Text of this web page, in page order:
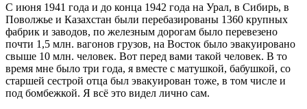
С июня 1941 года и до конца 1942 года на Урал, в Сибирь, в
Поволжье и Казахстан были перебазированы 1360 крупных
фабрик и заводов, по железным дорогам было перевезено
почти 1,5 млн. вагонов грузов, на Восток было эвакуировано
свыше 10 млн. человек. Вот перед вами такой человек. В то
время мне было три года, я вместе с матушкой, бабушкой, со
старшей сестрой отца был эвакуирован тоже, в том числе и
под бомбежкой. Я всё это видел лично сам.